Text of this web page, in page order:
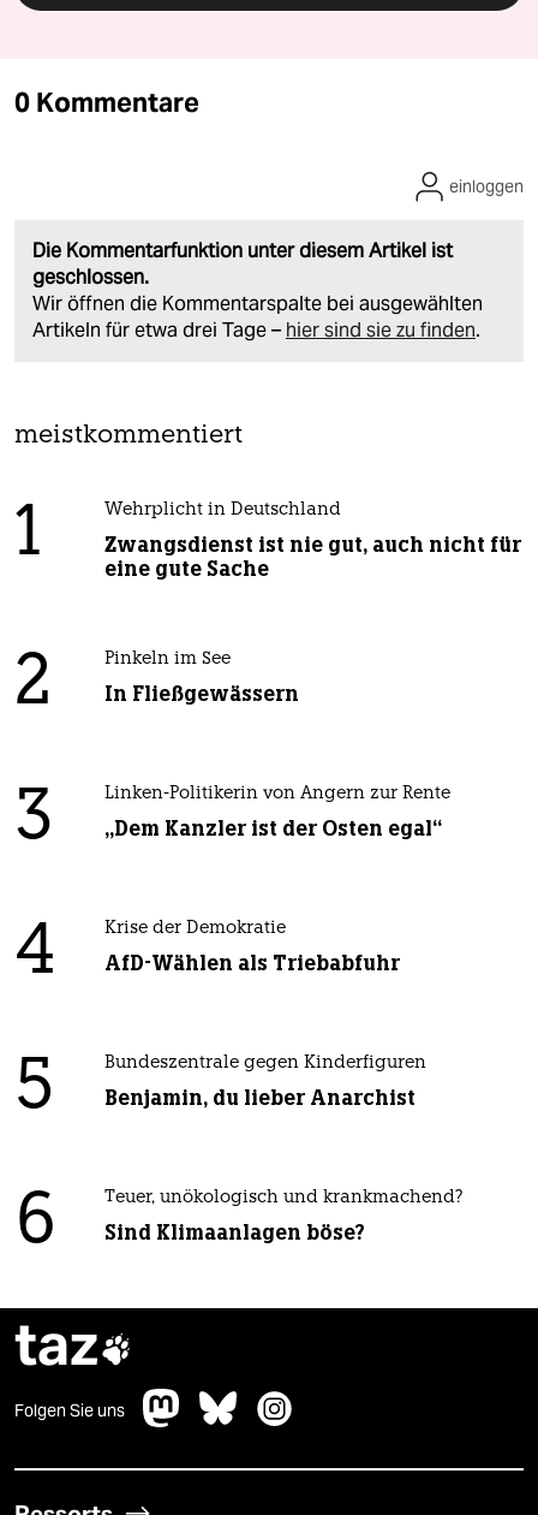
0 Kommentare
Die Kommentarfunktion unter diesem Artikel ist
geschlossen.
Wir öffnen die Kommentarspalte bei ausgewählten
Artikeln für etwa drei Tage – hier sind sie zu finden.
einloggen
meistkommentiert
1 Wehrplicht in Deutschland
Zwangsdienst ist nie gut, auch nicht für
eine gute Sache
2 Pinkeln im See
In Fließgewässern
3 Linken-Politikerin von Angern zur Rente
„Dem Kanzler ist der Osten egal“
4 Krise der Demokratie
AfD-Wählen als Triebabfuhr
5 Bundeszentrale gegen Kinderfiguren
Benjamin, du lieber Anarchist
6 Teuer, unökologisch und krankmachend?
Sind Klimaanlagen böse?
taz
Folgen Sie uns